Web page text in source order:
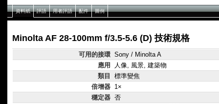
資料紙 評語 用者評語 配件 圖例
Minolta AF 28-100mm f/3.5-5.6 (D) 技術規格
可用的接環 Sony / Minolta A
應用
人像, 風景, 建築物
類目
標準變焦
倍增器 1×
穩定器 否